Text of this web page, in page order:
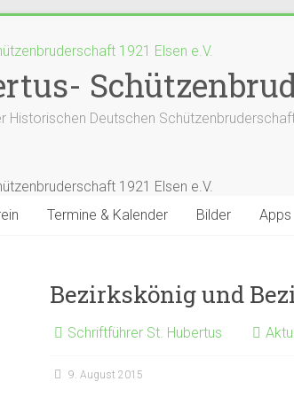
Historischen Deutschen
Termine & Kalender Bilder Apps
Bezirkskönig und
Schriftführer St. Hubertus
9. August 2015